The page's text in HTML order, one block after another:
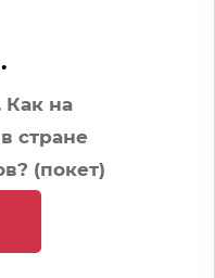
Как на
стране
(покет)